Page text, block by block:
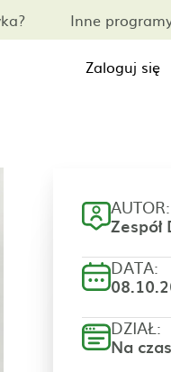
Inne
Zaloguj się
AUTOR:
DATA:
DZIAŁ:
Na